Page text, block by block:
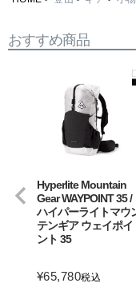
おすすめ商品
Hyperlite Mountain
Gear WAYPOINT 35 /
ハイパーライトマウ
テンギア ウェイポイ
ント 35
¥65,780税込